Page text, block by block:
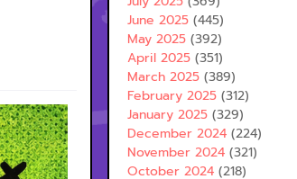
June 2025 (445)
May 2025 (392)
April 2025 (351)
March 2025 (389)
February 2025 (312)
January 2025 (329)
December 2024 (224)
November 2024 (321)
October 2024 (218)